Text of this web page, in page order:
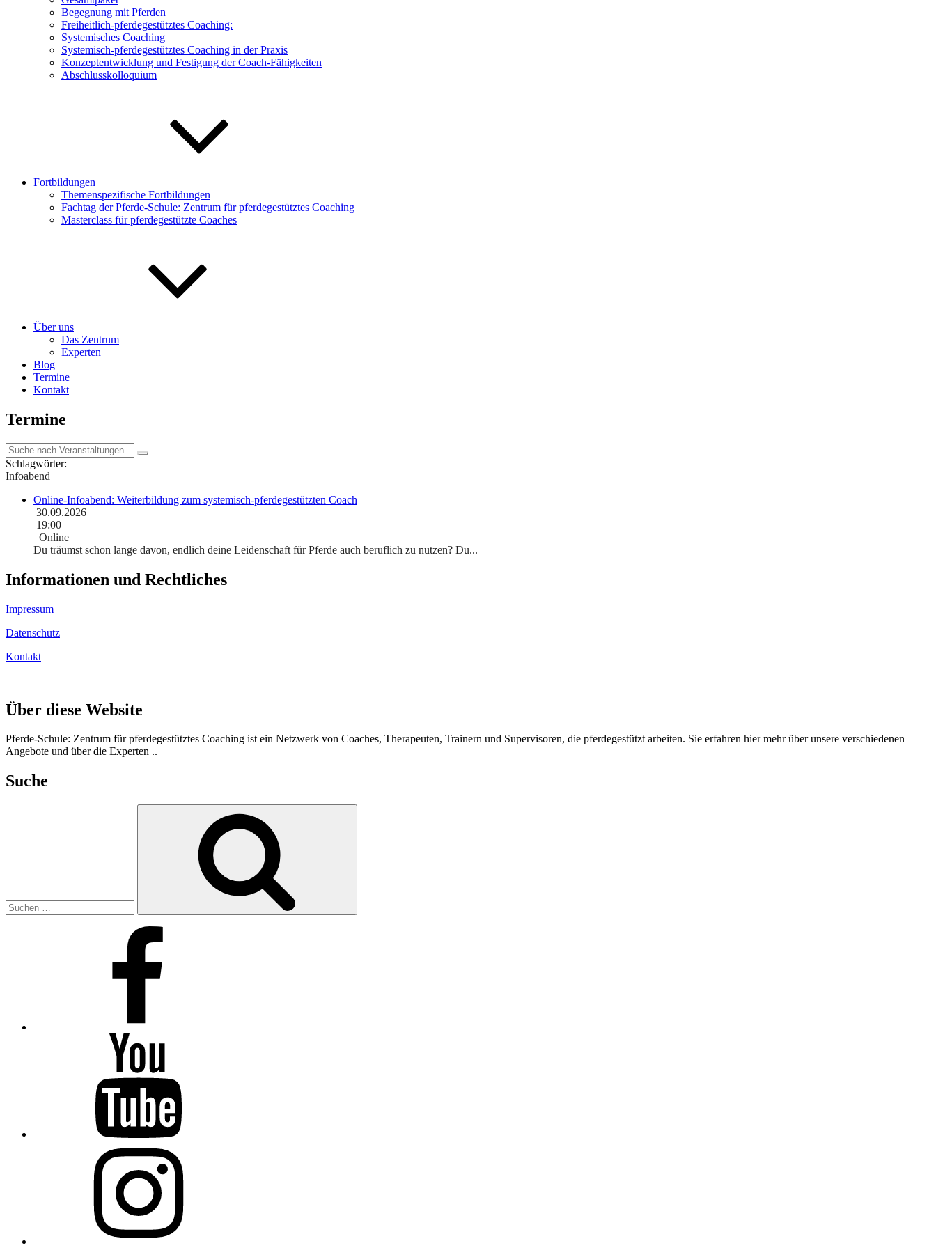
Begegnung mit Pferden
Freiheitlich-pferdegestütztes Coaching:
Systemisches Coaching
Systemisch-pferdegestütztes Coaching in der Praxis
Konzeptentwicklung und Festigung der Coach-Fähigkeiten
Abschlusskolloquium
Fortbildungen
Themenspezifische Fortbildungen
Fachtag der Pferde-Schule: Zentrum für pferdegestütztes Coaching
Masterclass für pferdegestützte Coaches
Über uns
Das Zentrum
Experten
Blog
Termine
Kontakt
Termine
Schlagwörter:
Infoabend
Online-Infoabend: Weiterbildung zum systemisch-pferdegestützten Coach
30.09.2026
19:00
Online
Du träumst schon lange davon, endlich deine Leidenschaft für Pferde auch beruflich zu nutzen? Du...
Informationen und Rechtliches
Impressum
Datenschutz
Kontakt
Über diese Website
Pferde-Schule: Zentrum für pferdegestütztes Coaching ist ein Netzwerk von Coaches, Therapeuten, Trainern und Supervisoren, die pferdegestützt arbeiten. Sie erfahren hier mehr über unsere verschiedenen
Angebote und über die Experten ..
Suche